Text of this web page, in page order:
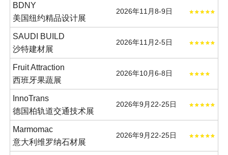
BDNY
美国纽约精品设计展
2026年11月8-9日
SAUDI BUILD
沙特建材展
2026年11月2-5日
Fruit Attraction
西班牙果蔬展
2026年10月6-8日
InnoTrans
德国柏轨道交通技术展
2026年9月22-25日
Marmomac
意大利维罗纳石材展
2026年9月22-25日